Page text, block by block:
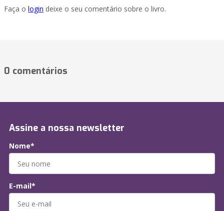
Faça o login deixe o seu comentário sobre o livro.
0 comentários
Assine a nossa newsletter
Nome*
E-mail*